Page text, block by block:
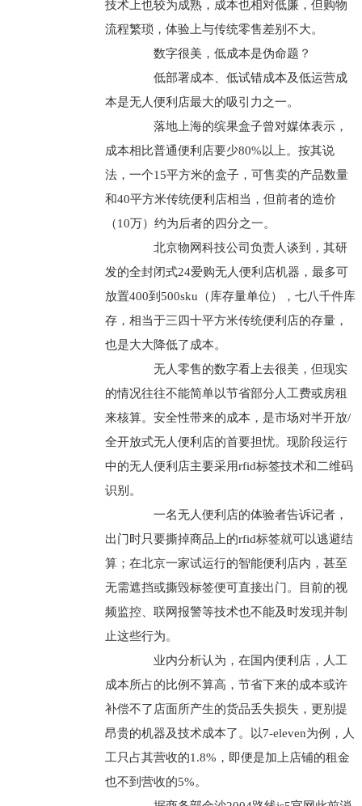
技术上也较为成熟，成本也相对低廉，但购物
流程繁琐，体验上与传统零售差别不大。
数字很美，低成本是伪命题？
低部署成本、低试错成本及低运营成
本是无人便利店最大的吸引力之一。
落地上海的缤果盒子曾对媒体表示，
成本相比普通便利店要少80%以上。按其说
法，一个15平方米的盒子，可售卖的产品数量
和40平方米传统便利店相当，但前者的造价
（10万）约为后者的四分之一。
北京物网科技公司负责人谈到，其研
发的全封闭式24爱购无人便利店机器，最多可
放置400到500sku（库存量单位），七八千件库
存，相当于三四十平方米传统便利店的存量，
也是大大降低了成本。
无人零售的数字看上去很美，但现实
的情况往往不能简单以节省部分人工费或房租
来核算。安全性带来的成本，是市场对半开放/
全开放式无人便利店的首要担忧。现阶段运行
中的无人便利店主要采用rfid标签技术和二维码
识别。
一名无人便利店的体验者告诉记者，
出门时只要撕掉商品上的rfid标签就可以逃避结
算；在北京一家试运行的智能便利店内，甚至
无需遮挡或撕毁标签便可直接出门。目前的视
频监控、联网报警等技术也不能及时发现并制
止这些行为。
业内分析认为，在国内便利店，人工
成本所占的比例不算高，节省下来的成本或许
补偿不了店面所产生的货品丢失损失，更别提
昂贵的机器及技术成本了。以7-eleven为例，人
工只占其营收的1.8%，即便是加上店铺的租金
也不到营收的5%。